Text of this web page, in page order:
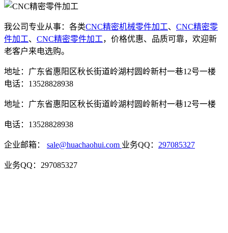
我公司专业从事：各类CNC精密机械零件加工、 CNC精密零
件加工、 CNC精密零件加工，价格优惠、品质可靠，欢迎新
老客户来电选购。
地址：广东省惠阳区秋长街道岭湖村圆岭新村一巷12号一楼
电话：13528828938
地址：广东省惠阳区秋长街道岭湖村圆岭新村一巷12号一楼
电话：13528828938
企业邮箱： sale@huachaohui.com 业务QQ： 297085327
业务QQ：297085327